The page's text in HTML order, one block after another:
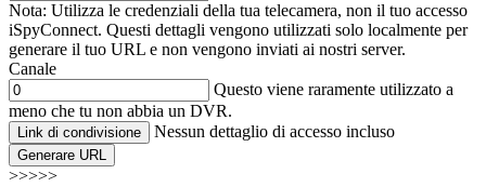
Nota: Utilizza le credenziali della tua telecamera, non il tuo accesso
iSpyConnect. Questi dettagli vengono utilizzati solo localmente per
generare il tuo URL e non vengono inviati ai nostri server.
Canale
Questo viene raramente utilizzato a
meno che tu non abbia un DVR.
Link di condivisione Nessun dettaglio di accesso incluso
Generare URL
>>>>>